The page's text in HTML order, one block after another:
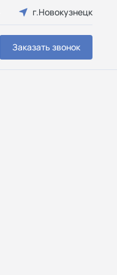
г.Новокузнецк
Заказать звонок